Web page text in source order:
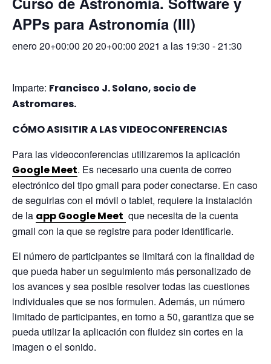
APPs para Astronomía (III)
enero 20+00:00 20 20+00:00 2021 a las 19:30 -21:30
Imparte: Francisco J. Solano, socio de
Astromares.
CÓMO ASISITIR A LAS VIDEOCONFERENCIAS
Para las videoconferencias utilizaremos la aplicación
Google Meet. Es necesario una cuenta de correo
electrónico del tipo gmail para poder conectarse. En caso
de seguirlas con el móvil o tablet, requiere la instalación
de la app Google Meet que necesita de la cuenta
gmail con la que se registre para poder identificarle.
El número de participantes se limitará con la finalidad de
que pueda haber un seguimiento más personalizado de
los avances y sea posible resolver todas las cuestiones
individuales que se nos formulen. Además, un número
limitado de participantes, en torno a 50, garantiza que se
pueda utilizar la aplicación con fluidez sin cortes en la
imagen o el sonido.